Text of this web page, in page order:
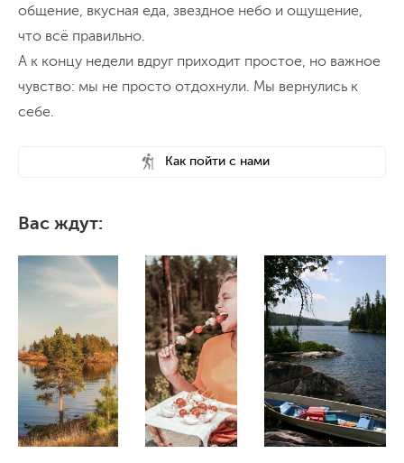
общение, вкусная еда, звездное небо и ощущение,
что всё правильно.
А к концу недели вдруг приходит простое, но важное
чувство: мы не просто отдохнули. Мы вернулись к
себе.
Как пойти с нами
Вас ждут: